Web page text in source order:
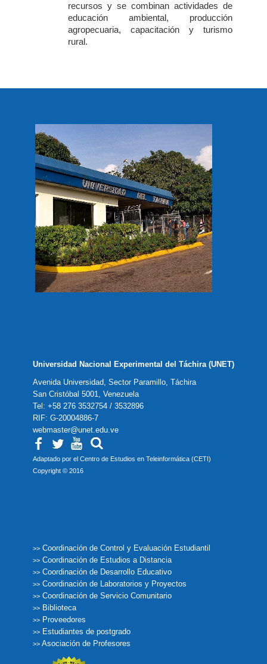
recursos y se combinan actividades de
educación ambiental, producción
agropecuaria, capacitación y turismo
rural.
Universidad Nacional Experimental del Táchira (UNET)
Avenida Universidad, Sector Paramillo, Táchira
San Cristóbal 5001, Venezuela
Tel: +58 276 3532754 / 3532896
RIF: G-20004886-7
webmaster@unet.edu.ve
Adaptado por el Centro de Estudios en Teleinformática (CETI)
Copyright © 2016
>> Coordinación de Control y Evaluación Estudiantil
>> Coordinación de Estudios a Distancia
>> Coordinación de Desarrollo Educativo
>> Coordinación de Laboratorios y Proyectos
>> Coordinación de Servicio Comunitario
>> Biblioteca
>> Proveedores
>> Estudiantes de postgrado
>> Asociación de Profesores